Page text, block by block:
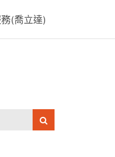
(喬立達)